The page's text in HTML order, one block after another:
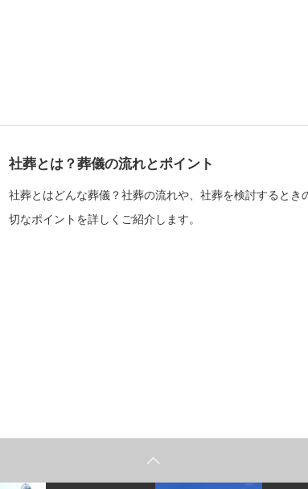
社葬とは？葬儀の流れとポイント
社葬とはどんな葬儀？社葬の流れや、社葬を検討するとき
切なポイントを詳しくご紹介します。